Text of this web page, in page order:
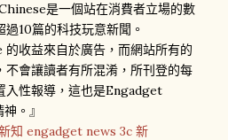
是一個站在消費者立場的數
10篇的科技玩意新聞。
收益來自於廣告，而網站所有的
不會讓讀者有所混淆，所刊登的每
入性報導，這也是Engadget
。』
知 engadget news 3c 新